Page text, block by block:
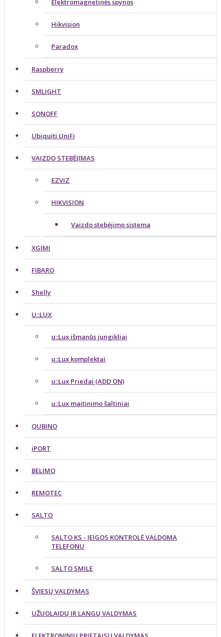
Elektromagnetinės spynos
Hikvision
Paradox
Raspberry
SMLIGHT
SONOFF
Ubiquiti UniFi
VAIZDO STEBĖJIMAS
EZVIZ
HIKVISION
Vaizdo stebėjimo sistema
XGIMI
FIBARO
Shelly
U::LUX
u::Lux išmanūs jungikliai
u::Lux komplektai
u::Lux Priedai (ADD ON)
u::Lux maitinimo šaltiniai
QUBINO
iPORT
BELIMO
REMOTEC
SALTO
SALTO KS - ĮEIGOS KONTROLĖ VALDOMA
TELEFONU
SALTO SMILE
ŠVIESŲ VALDYMAS
UŽUOLAIDŲ IR LANGŲ VALDYMAS